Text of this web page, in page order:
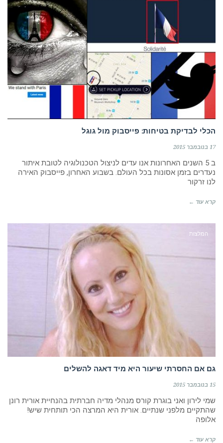
הכלי לבדיקת בטיחות: פייסבוק מול גוגל
17 בנובמבר 2015
ב 5 השנים האחרונות אנו עדים לניצול הטכנולוגיה לטובת איתור
נעדרים בזמן אסונות בכל העולם. בשבוע האחרון, פייסבוק האירה
לנו זרקור
קרא עוד ←
המלצות
גם אם החסרתי שיעור היא מיד דאגה להשלים
15 בנובמבר 2015
שמי לירון ואני בוגרת קורס מנהלי מדיה חברתית בהנחיית אורית רונן
שהתקיים מלפני שנתיים. אורית היא המרצה הכי תותחית שיש!
אלופה
קרא עוד ←